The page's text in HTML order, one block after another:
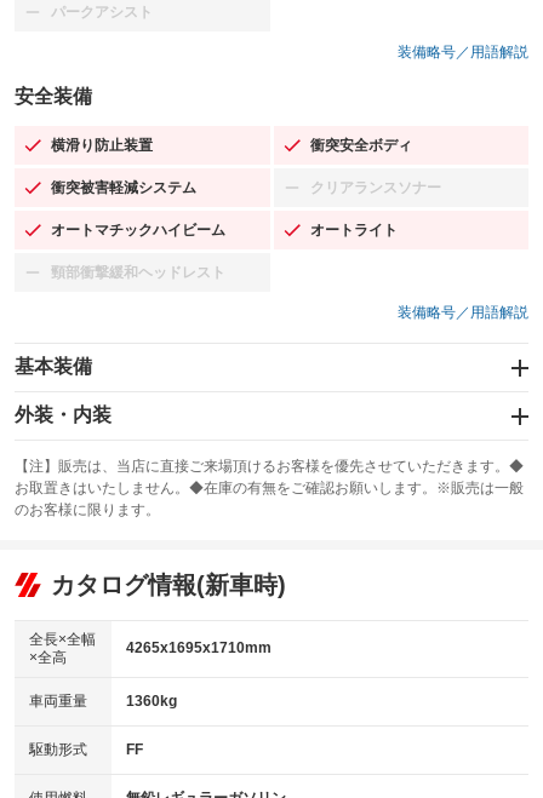
パークアシスト
：装備なし
装備略号／用語解説
安全装備
横滑り防止装置
：装備あり 衝突安全ボディ
：装備あり
衝突被害軽減システム
：装備あり クリアランスソナー
：装備なし
オートマチックハイビーム
：装備あり オートライト
：装備あり
頸部衝撃緩和ヘッドレスト
：装備なし
装備略号／用語解説
基本装備
エアバッグ：運転席/助手席
：装備あり
：装備あり
サンルーフ
：装備なし ABS
リフトアップ
：装備なし
：装備なし
パワーウィンドウ
アイドリングストップ
：装備あり
USB入力端子
：装備あり
100V電源
外装・内装
カーナビ：メモリーナビ他
：装備あり
TV：フルセグ
：装備あり
ビジュアル：-／DVD再生
：装備あり
アルミホイール
：装備なし
HID(キセノンライト)
【注】販売は、当店に直接ご来場頂けるお客様を優先させていただきます。◆
お取置きはいたしません。◆在庫の有無をご確認お願いします。※販売は一般
のお客様に限ります。
カタログ情報(新車時)
全長×全幅
×全高
4265x1695x1710mm
車両重量 1360kg
駆動形式 FF